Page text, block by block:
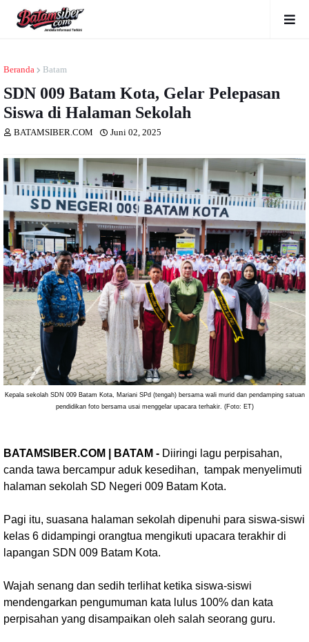
Beranda Batam
SDN 009 Batam Kota, Gelar Pelepasan
Siswa di Halaman Sekolah
BATAMSIBER.COM Juni 02, 2025
Kepala sekolah SDN 009 Batam Kota, Mariani SPd (tengah) bersama wali murid dan pendamping satuan
pendidikan foto bersama usai menggelar upacara terhakir. (Foto: ET)
BATAMSIBER.COM | BATAM - Diiringi lagu perpisahan,
canda tawa bercampur aduk kesedihan, tampak menyelimuti
halaman sekolah SD Negeri 009 Batam Kota.
Pagi itu, suasana halaman sekolah dipenuhi para siswa-siswi
kelas 6 didampingi orangtua mengikuti upacara terakhir di
lapangan SDN 009 Batam Kota.
Wajah senang dan sedih terlihat ketika siswa-siswi
mendengarkan pengumuman kata lulus 100% dan kata
perpisahan yang disampaikan oleh salah seorang guru.